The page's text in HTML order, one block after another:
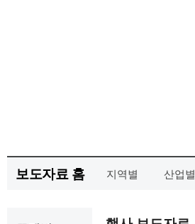
보도자료 홈 지역별 산업별